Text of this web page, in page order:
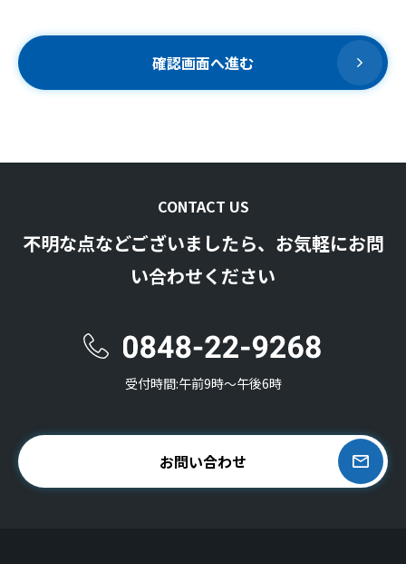
確認画面へ進む
CONTACT US
不明な点などございましたら、お気軽にお問
い合わせください
受付時間:午前9時〜午後6時
お問い合わせ